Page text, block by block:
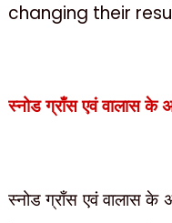
changing their
स्नोड ग्राँस एवं वालास के
स्नोड ग्राँस एवं वालास के